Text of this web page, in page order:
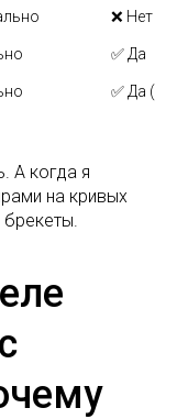
❌ Нет
✅ Да
✅ Да (в
А когда я
на кривых
брекеты.